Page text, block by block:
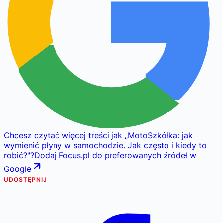
Chcesz czytać więcej treści jak „MotoSzkółka: jak
wymienić płyny w samochodzie. Jak często i kiedy to
robić?"?Dodaj Focus.pl do preferowanych źródeł w
Google
UDOSTĘPNIJ